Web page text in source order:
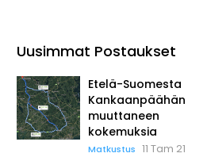
Uusimmat Postaukset
Etelä-Suomesta
Kankaanpäähän
muuttaneen
kokemuksia
Matkustus 11 Tam 21